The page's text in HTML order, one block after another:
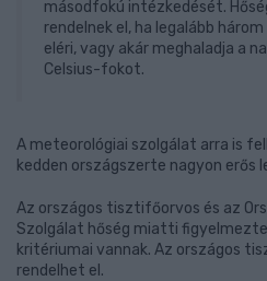
másodfokú intézkedését.
rendelnek el, ha legalább
eléri, vagy akár meghaladja a
Celsius-fokot.
A meteorológiai szolgálat arra is
kedden országszerte nagyon erős
Az országos tisztifőorvos és az
Szolgálat hőség miatti
kritériumai vannak. Az országos
rendelhet el.